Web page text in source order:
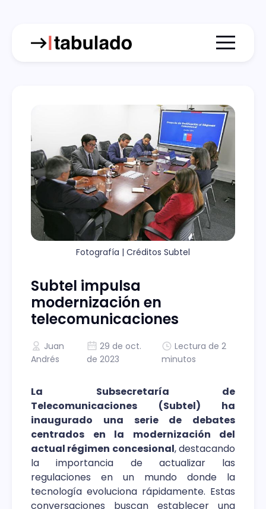
Menu
Fotografía | Créditos Subtel
Subtel impulsa
modernización en
telecomunicaciones
Juan
Andrés
29 de oct.
de 2023
Lectura de 2
minutos
La Subsecretaría de
Telecomunicaciones (Subtel) ha
inaugurado una serie de debates
centrados en la modernización del
actual régimen concesional, destacando
la importancia de actualizar las
regulaciones en un mundo donde la
tecnología evoluciona rápidamente. Estas
conversaciones buscan establecer una